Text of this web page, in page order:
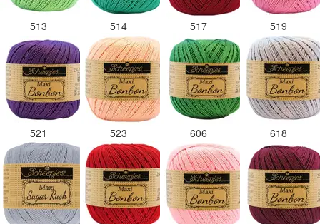
513 514 517 519
521 523 606 618